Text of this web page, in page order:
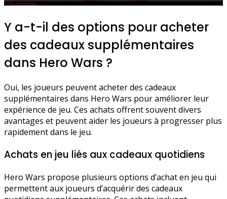
Y a-t-il des options pour acheter
des cadeaux supplémentaires
dans Hero Wars ?
Oui, les joueurs peuvent acheter des cadeaux
supplémentaires dans Hero Wars pour améliorer leur
expérience de jeu. Ces achats offrent souvent divers
avantages et peuvent aider les joueurs à progresser plus
rapidement dans le jeu.
Achats en jeu liés aux cadeaux quotidiens
Hero Wars propose plusieurs options d’achat en jeu qui
permettent aux joueurs d’acquérir des cadeaux